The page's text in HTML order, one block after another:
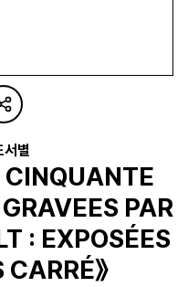
서별
CINQUANTE
PAR
: EXPOSÉES
》